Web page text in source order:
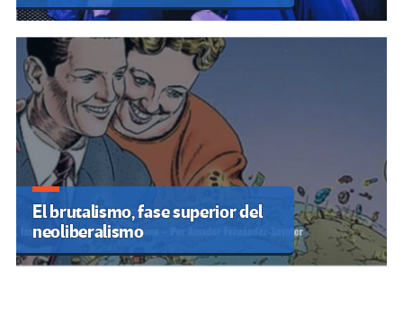
El brutalismo, fase superior del
neoliberalismo